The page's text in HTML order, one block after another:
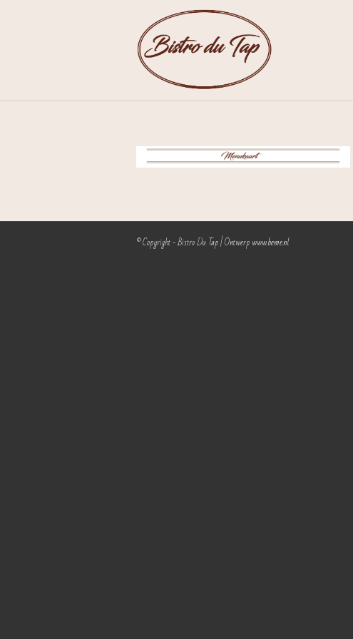
© Copyright - Bistro Du Tap | Ontwerpwww.beme.nl